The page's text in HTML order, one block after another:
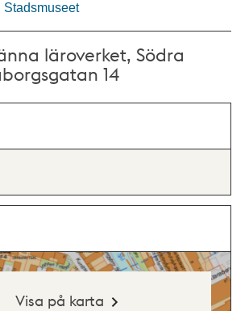
Stadsmuseet
läroverket, Södra
14
Visa på karta